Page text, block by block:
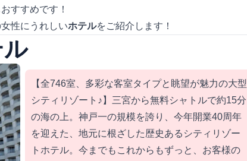
すすめです！
性にうれしいホテルをご紹介します！
【全746室、多彩な客室タイプと眺望が魅力の大型
シティリゾート♪】三宮から無料シャトルで約15分
の海の上。神戸一の規模を誇り、今年開業40周年
を迎えた、地元に根ざした歴史あるシティリゾー
トホテル。今までもこれからもずっと、お客様の